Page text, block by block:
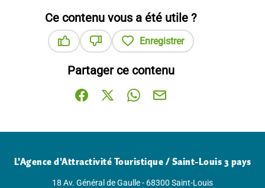
Ce contenu vous a été utile ?
Enregistrer
Partager ce contenu
Partager sur Facebook (nouvelle fenêtre)
Partager sur X / Twitter (nouvelle
Partager sur WhatsApp
Partager par mail
L'Agence d'Attractivité Touristique / Saint-Louis 3 pays
18 Av. Général de Gaulle - 68300 Saint-Louis